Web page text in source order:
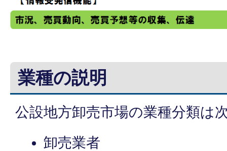
業種の説明
公設地方卸売市場の業種分類は
卸売業者